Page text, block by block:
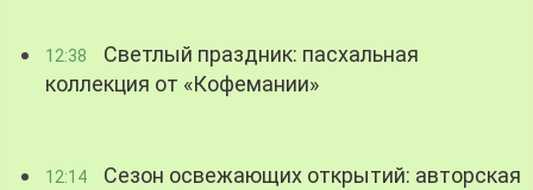
12:38
Светлый праздник: пасхальная
коллекция от «Кофемании»
12:14
Сезон освежающих открытий: авторская